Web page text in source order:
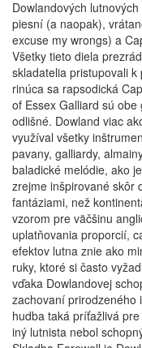
Dowlandových
piesní (a naopak),
excuse my wrongs) a
Všetky tieto diela
skladatelia pristupovali
rinúca sa rapsodická
of Essex Galliard sú
odlišné. Dowland viac
využíval všetky
pavany, galliardy,
baladické melódie, ako
zrejme inšpirované skôr
fantáziami, než
vzorom pre väčšinu
uplatňovania proporcií,
efektov lutna znie ako
ruky, ktoré si často
vďaka Dowlandovej
zachovaní prirodzeného
hudba taká príťažlivá
iný lutnista nebol